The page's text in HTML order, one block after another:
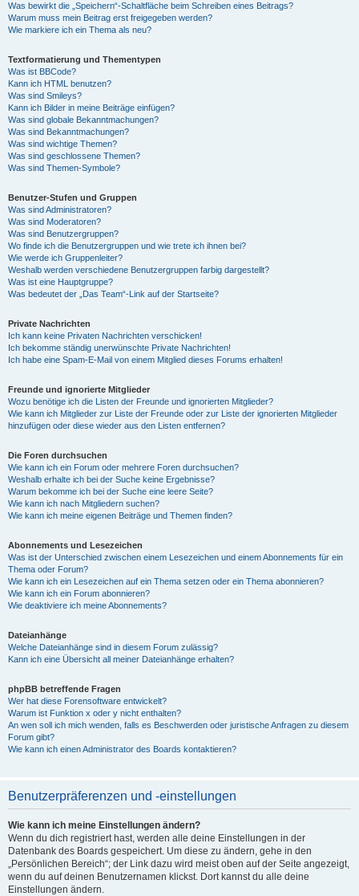
Was bewirkt die „Speichern“-Schaltfläche beim Schreiben eines Beitrags?
Warum muss mein Beitrag erst freigegeben werden?
Wie markiere ich ein Thema als neu?
Textformatierung und Thementypen
Was ist BBCode?
Kann ich HTML benutzen?
Was sind Smileys?
Kann ich Bilder in meine Beiträge einfügen?
Was sind globale Bekanntmachungen?
Was sind Bekanntmachungen?
Was sind wichtige Themen?
Was sind geschlossene Themen?
Was sind Themen-Symbole?
Benutzer-Stufen und Gruppen
Was sind Administratoren?
Was sind Moderatoren?
Was sind Benutzergruppen?
Wo finde ich die Benutzergruppen und wie trete ich ihnen bei?
Wie werde ich Gruppenleiter?
Weshalb werden verschiedene Benutzergruppen farbig dargestellt?
Was ist eine Hauptgruppe?
Was bedeutet der „Das Team“-Link auf der Startseite?
Private Nachrichten
Ich kann keine Privaten Nachrichten verschicken!
Ich bekomme ständig unerwünschte Private Nachrichten!
Ich habe eine Spam-E-Mail von einem Mitglied dieses Forums erhalten!
Freunde und ignorierte Mitglieder
Wozu benötige ich die Listen der Freunde und ignorierten Mitglieder?
Wie kann ich Mitglieder zur Liste der Freunde oder zur Liste der ignorierten Mitglieder
hinzufügen oder diese wieder aus den Listen entfernen?
Die Foren durchsuchen
Wie kann ich ein Forum oder mehrere Foren durchsuchen?
Weshalb erhalte ich bei der Suche keine Ergebnisse?
Warum bekomme ich bei der Suche eine leere Seite?
Wie kann ich nach Mitgliedern suchen?
Wie kann ich meine eigenen Beiträge und Themen finden?
Abonnements und Lesezeichen
Was ist der Unterschied zwischen einem Lesezeichen und einem Abonnements für ein
Thema oder Forum?
Wie kann ich ein Lesezeichen auf ein Thema setzen oder ein Thema abonnieren?
Wie kann ich ein Forum abonnieren?
Wie deaktiviere ich meine Abonnements?
Dateianhänge
Welche Dateianhänge sind in diesem Forum zulässig?
Kann ich eine Übersicht all meiner Dateianhänge erhalten?
phpBB betreffende Fragen
Wer hat diese Forensoftware entwickelt?
Warum ist Funktion x oder y nicht enthalten?
An wen soll ich mich wenden, falls es Beschwerden oder juristische Anfragen zu diesem
Forum gibt?
Wie kann ich einen Administrator des Boards kontaktieren?
Benutzerpräferenzen und -einstellungen
Wie kann ich meine Einstellungen ändern?
Wenn du dich registriert hast, werden alle deine Einstellungen in der
Datenbank des Boards gespeichert. Um diese zu ändern, gehe in den
„Persönlichen Bereich“; der Link dazu wird meist oben auf der Seite angezeigt,
wenn du auf deinen Benutzernamen klickst. Dort kannst du alle deine
Einstellungen ändern.